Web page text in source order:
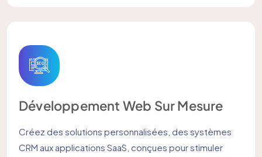
Développement Web Sur Mesure
Créez des solutions personnalisées, des systèmes
CRM aux applications SaaS, conçues pour stimuler